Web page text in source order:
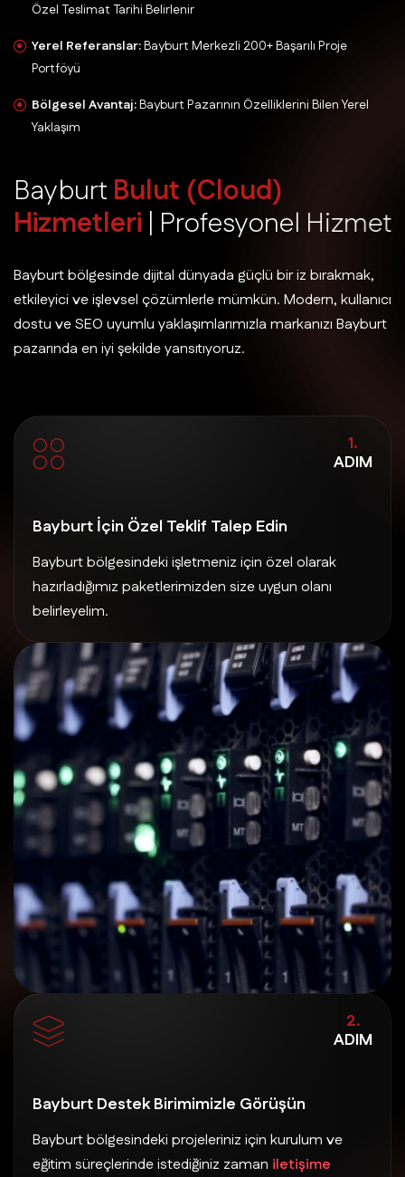
Özel Teslimat Tarihi Belirlenir
Yerel Referanslar:Bayburt Merkezli 200+ Başarılı Proje
Portföyü
Bölgesel Avantaj:Bayburt Pazarının Özelliklerini Bilen Yerel
Yaklaşım
Bayburt Bulut (Cloud)
Hizmetleri | Profesyonel Hizmet
Bayburt bölgesinde dijital dünyada güçlü bir iz bırakmak,
etkileyici ve işlevsel çözümlerle mümkün. Modern, kullanıcı
dostu ve SEO uyumlu yaklaşımlarımızla markanızı Bayburt
pazarında en iyi şekilde yansıtıyoruz.
1.
ADIM
Bayburt İçin Özel Teklif Talep Edin
Bayburt bölgesindeki işletmeniz için özel olarak
hazırladığımız paketlerimizden size uygun olanı
belirleyelim.
2.
ADIM
Bayburt Destek Birimimizle Görüşün
Bayburt bölgesindeki projeleriniz için kurulum ve
eğitim süreçlerinde istediğiniz zaman iletişime